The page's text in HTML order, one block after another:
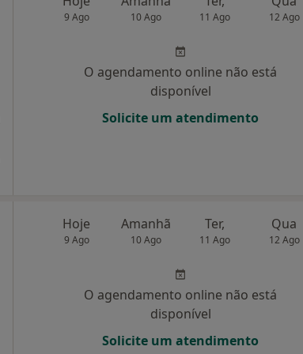
9 Ago 10 Ago 11 Ago 12 Ago
O agendamento online não está
disponível
Solicite um atendimento
Hoje
9 Ago
Amanhã
10 Ago
Ter,
11 Ago
Qua
12 Ago
O agendamento online não está
disponível
Solicite um atendimento